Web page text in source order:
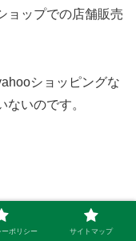
ョップでの店舗販売
ショッピングな
いのです。
ポリシー サイトマップ